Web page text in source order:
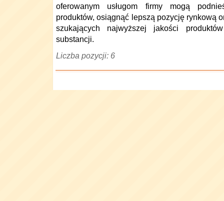
oferowanym usługom firmy mogą
produktów, osiągnąć lepszą pozycję rynkową
szukających najwyższej jakości
substancji.
Liczba pozycji: 6